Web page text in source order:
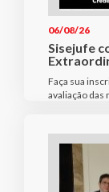
06/08/26
Sisejufe
Faça sua
avaliação das